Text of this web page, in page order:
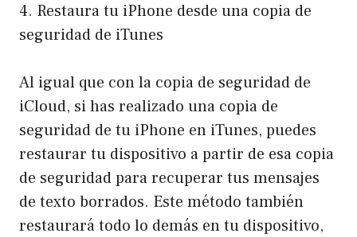
4. Restaura tu iPhone desde una copia de
seguridad de iTunes
Al igual que con la copia de seguridad de
iCloud, si has realizado una copia de
seguridad de tu iPhone en iTunes, puedes
restaurar tu dispositivo a partir de esa copia
de seguridad para recuperar tus mensajes
de texto borrados. Este método también
restaurará todo lo demás en tu dispositivo,